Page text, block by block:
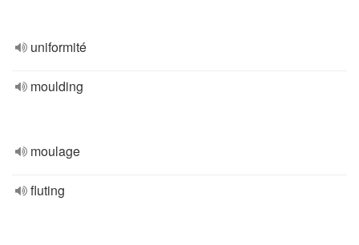
uniformité
moulding
moulage
fluting